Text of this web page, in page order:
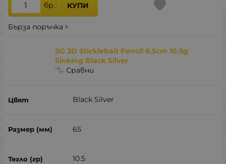
бр. КУПИ
Бърза поръчка
SG 3D Sticklebait Pencil 6.5cm 10.5g
Sinking Black Silver
Сравни
Black Silver
65
10.5